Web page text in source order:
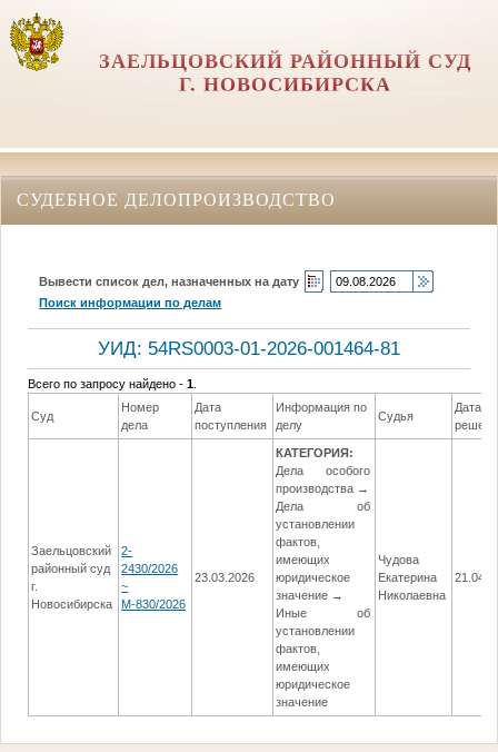
ЗАЕЛЬЦОВСКИЙ РАЙОННЫЙ СУД
Г. НОВОСИБИРСКА
СУДЕБНОЕ ДЕЛОПРОИЗВОДСТВО
Вывести список дел, назначенных на дату
Поиск информации по делам
УИД: 54RS0003-01-2026-001464-81
Всего по запросу найдено -1
Суд
Номер
дела
Дата
поступления
Информация по
делу
Судья
Дата
Заельцовский
районный суд
г.
Новосибирска
2-
2430/2026
~
М-830/2026
23.03.2026
КАТЕГОРИЯ:
Дела особого
производства →
Дела об
установлении
фактов,
имеющих
юридическое
значение →
Иные об
установлении
фактов,
имеющих
юридическое
значение
Чудова
Екатерина
Николаевна